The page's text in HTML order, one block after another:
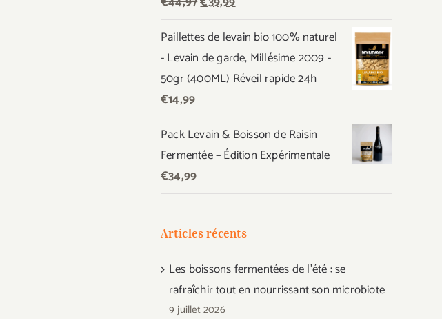
initial
était :
€44,97.
actuel
est :
€39,99.
Paillettes de levain bio 100% naturel
- Levain de garde, Millésime 2009 -
50gr (400ML) Réveil rapide 24h
€14,99
Pack Levain & Boisson de Raisin
Fermentée – Édition Expérimentale
€34,99
Articles récents
Les boissons fermentées de l’été : se
rafraîchir tout en nourrissant son microbiote
9 juillet 2026